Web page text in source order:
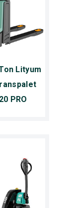
Lityum
PRO